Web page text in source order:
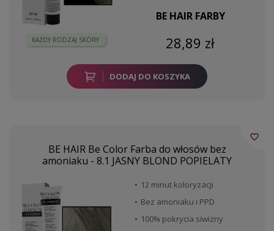
KAŻDY RODZAJ SKÓRY
BE HAIR FARBY
28,89 zł
DODAJ DO KOSZYKA
BE HAIR Be Color Farba do włosów bez
amoniaku - 8.1 JASNY BLOND POPIELATY
12 minut koloryzacji
Bez amoniaku i PPD
100% pokrycia siwizny
favorite_border